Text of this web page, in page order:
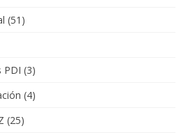
(51)
PDI (3)
(4)
(25)